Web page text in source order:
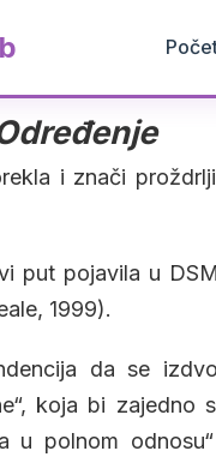
i znači
put pojavila u
1999).
da se
koja bi zajedno
u polnom